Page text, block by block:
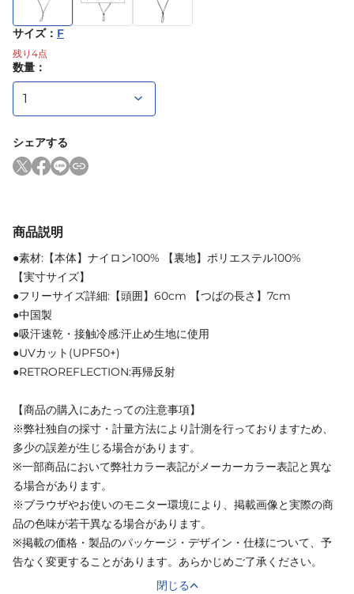
サイズ： F
残り 4点
数量：
シェアする
商品説明
●素材:【本体】ナイロン100% 【裏地】ポリエステル100%
【実寸サイズ】
●フリーサイズ詳細:【頭囲】60cm 【つばの長さ】7cm
●中国製
●吸汗速乾・接触冷感:汗止め生地に使用
●UVカット(UPF50+)
●RETROREFLECTION:再帰反射
【商品の購入にあたっての注意事項】
※弊社独自の採寸・計量方法により計測を行っておりますため、
多少の誤差が生じる場合があります。
※一部商品において弊社カラー表記がメーカーカラー表記と異な
る場合があります。
※ブラウザやお使いのモニター環境により、掲載画像と実際の商
品の色味が若干異なる場合があります。
※掲載の価格・製品のパッケージ・デザイン・仕様について、予
告なく変更することがあります。あらかじめご了承ください。
閉じる